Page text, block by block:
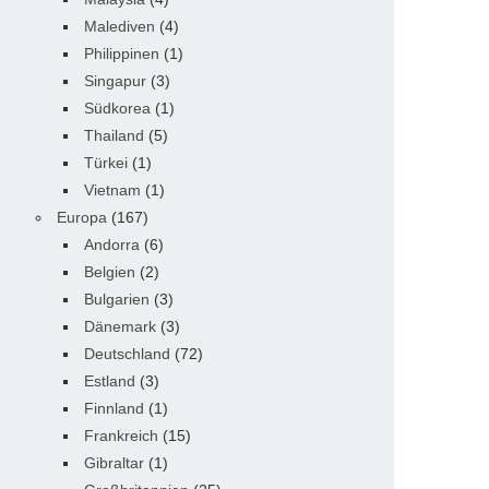
Malediven (4)
Philippinen (1)
Singapur (3)
Südkorea (1)
Thailand (5)
Türkei (1)
Vietnam (1)
Europa (167)
Andorra (6)
Belgien (2)
Bulgarien (3)
Dänemark (3)
Deutschland (72)
Estland (3)
Finnland (1)
Frankreich (15)
Gibraltar (1)